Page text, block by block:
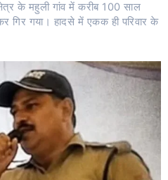
के महुली गांव में करीब 100 साल
गिर गया। हादसे में एकक ही परिवार के